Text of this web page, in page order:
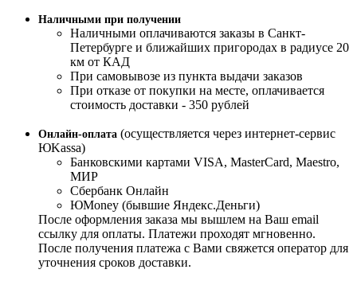
Наличными при получении
Наличными оплачиваются заказы в Санкт-
Петербурге и ближайших пригородах в радиусе 20
км от КАД
При самовывозе из пункта выдачи заказов
При отказе от покупки на месте, оплачивается
стоимость доставки - 350 рублей
Онлайн-оплата (осуществляется через интернет-сервис
ЮKassa)
Банковскими картами VISA, MasterСard, Maestro,
МИР
Сбербанк Онлайн
ЮMoney (бывшие Яндекс.Деньги)
После оформления заказа мы вышлем на Ваш email
ссылку для оплаты. Платежи проходят мгновенно.
После получения платежа с Вами свяжется оператор для
уточнения сроков доставки.